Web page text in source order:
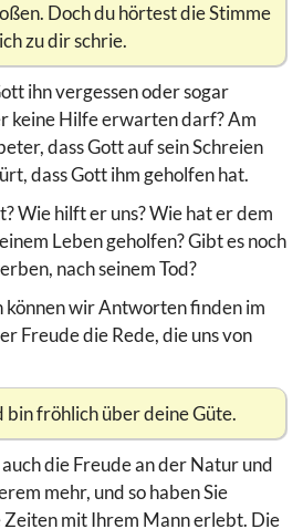
Doch du hörtest die Stimme
zu dir schrie.
ihn vergessen oder sogar
keine Hilfe erwarten darf? Am
dass Gott auf sein Schreien
dass Gott ihm geholfen hat.
Wie hilft er uns? Wie hat er dem
Leben geholfen? Gibt es noch
nach seinem Tod?
können wir Antworten finden im
Freude die Rede, die uns von
bin fröhlich über deine Güte.
die Freude an der Natur und
mehr, und so haben Sie
Zeiten mit Ihrem Mann erlebt. Die